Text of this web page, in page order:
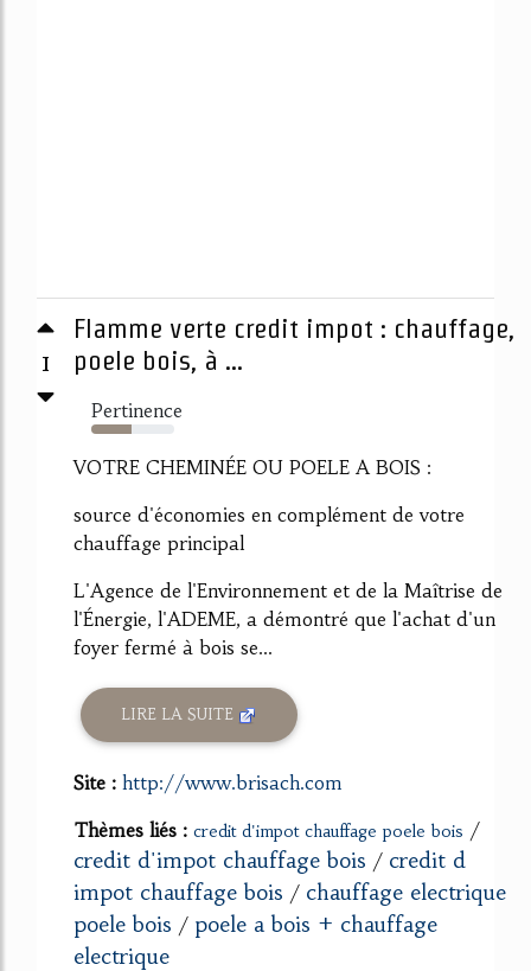
1
Flamme verte credit impot : chauffage,
poele bois, à ...
Pertinence
49%
VOTRE CHEMINÉE OU POELE A BOIS :
source d'économies en complément de votre
chauffage principal
L'Agence de l'Environnement et de la Maîtrise de
l'Énergie, l'ADEME, a démontré que l'achat d'un
foyer fermé à bois se...
LIRE LA SUITE
Site : http://www.brisach.com
Thèmes liés : credit d'impot chauffage poele bois /
credit d'impot chauffage bois / credit d
impot chauffage bois / chauffage electrique
poele bois / poele a bois + chauffage
electrique